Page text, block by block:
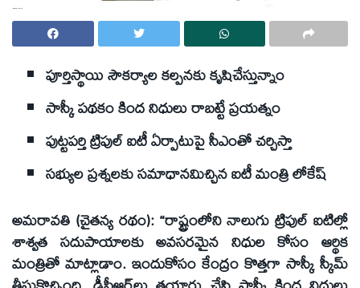
పూర్తిస్థాయి సౌకర్యాల కల్పనకు కృషిచేస్తున్నాం
సాస్కీ పథకం కింద నిధులు రాబట్టే ప్రయత్నం
పుట్టపర్తి ట్రిపుల్ ఐటీ ఏర్పాటుపై సీఎంతో చర్చిస్తా
సభ్యుల ప్రశ్నలకు సమాధానమిచ్చిన ఐటీ మంత్రి లోకేష్
అమరావతి (చైతన్య రథం): “రాష్ట్రంలోని నాలుగు ట్రిపుల్ ఐటిల్లో
శాశ్వత సదుపాయాలకు అవసరమైన నిధుల కోసం ఆర్థిక
మంత్రితో మాట్లాడాం. ఇందుకోసం కేంద్రం కొత్తగా సాస్కీ స్కీమ్